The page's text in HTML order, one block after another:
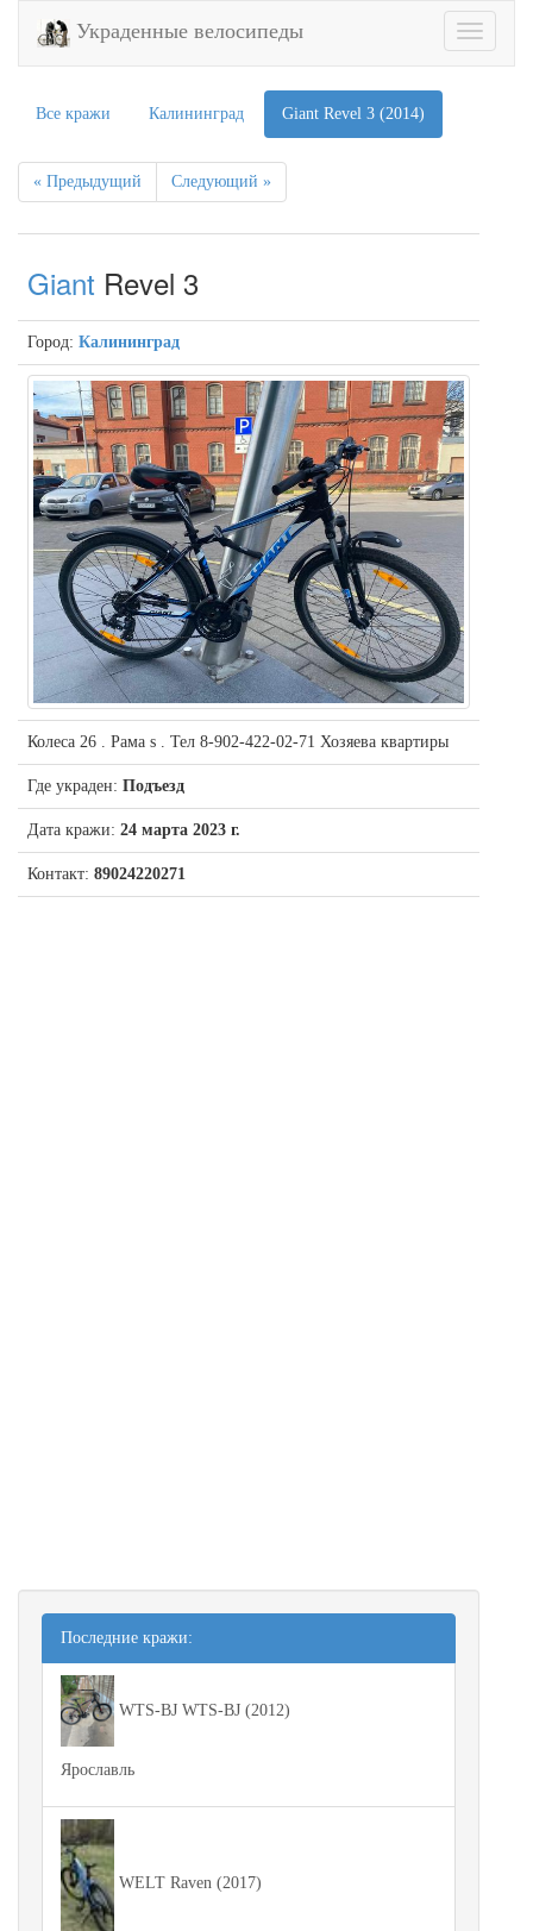
Toggle
Украденные велосипеды
Все кражи Калининград Giant Revel 3 (2014)
« Предыдущий Следующий »
Giant Revel 3
Город: Калининград
Колеса 26 . Рама s . Тел 8-902-422-02-71 Хозяева квартиры
Где украден: Подъезд
Дата кражи: 24 марта 2023 г.
Контакт: 89024220271
Последние кражи:
WTS-BJ WTS-BJ (2012)
Ярославль
WELT Raven (2017)